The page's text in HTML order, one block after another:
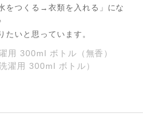
をつくる→衣類を入れる」にな
たいと思っています。
用 300ml ボトル（無香）
濯用 300ml ボトル）